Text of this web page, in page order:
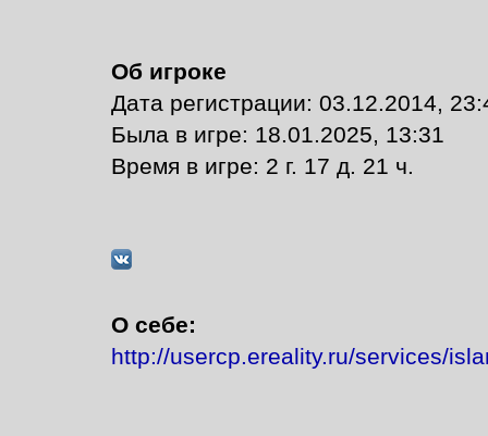
Об игроке
Дата регистрации: 03.12.2014,
Былa в игре: 18.01.2025, 13:31
Время в игре: 2 г. 17 д. 21 ч.
О себе:
http://usercp.ereality.ru/services/